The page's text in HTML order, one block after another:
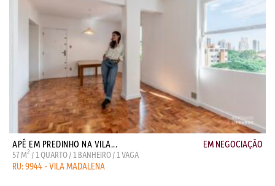
APÊ EM PREDINHO NA VILA... EM NEGOCIAÇÃO
57 M2 / 1 QUARTO / 1 BANHEIRO / 1 VAGA
RU: 9944 - VILA MADALENA